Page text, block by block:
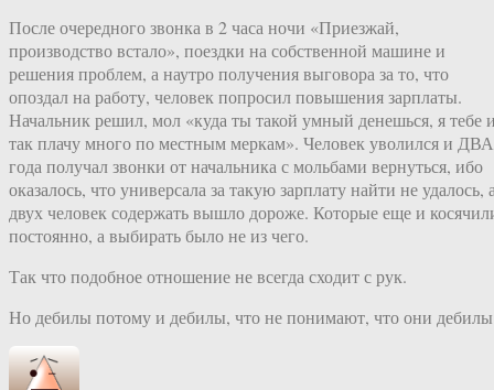
После очередного звонка в 2 часа ночи «Приезжай,
производство встало», поездки на собственной машине и
решения проблем, а наутро получения выговора за то, что
опоздал на работу, человек попросил повышения зарплаты.
Начальник решил, мол «куда ты такой умный денешься, я тебе
так плачу много по местным меркам». Человек уволился и ДВА
года получал звонки от начальника с мольбами вернуться, ибо
оказалось, что универсала за такую зарплату найти не удалось,
двух человек содержать вышло дороже. Которые еще и
постоянно, а выбирать было не из чего.
Так что подобное отношение не всегда сходит с рук.
Но дебилы потому и дебилы, что не понимают, что они